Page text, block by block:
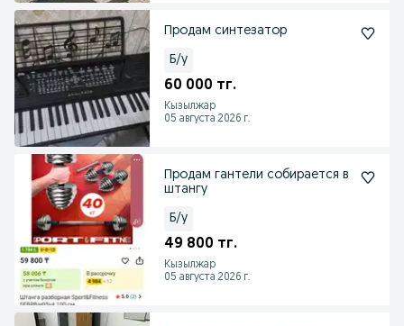
Продам синтезатор
Б/у
60 000 тг.
Кызылжар
05 августа 2026 г.
Продам гантели собирается в
штангу
Б/у
49 800 тг.
Кызылжар
05 августа 2026 г.